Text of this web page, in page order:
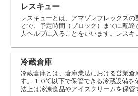
レスキュー
レスキューとは、アマゾンフレックスの
とで、予定時間（ブロック）までに配達
人ヘルプに入ることをいいます。レスキ
バーの配...
冷蔵倉庫
冷蔵倉庫とは、倉庫業法における営業倉
す。１０℃以下で保管できる冷蔵設備を
法上は冷凍食品やアイスクリームを保管